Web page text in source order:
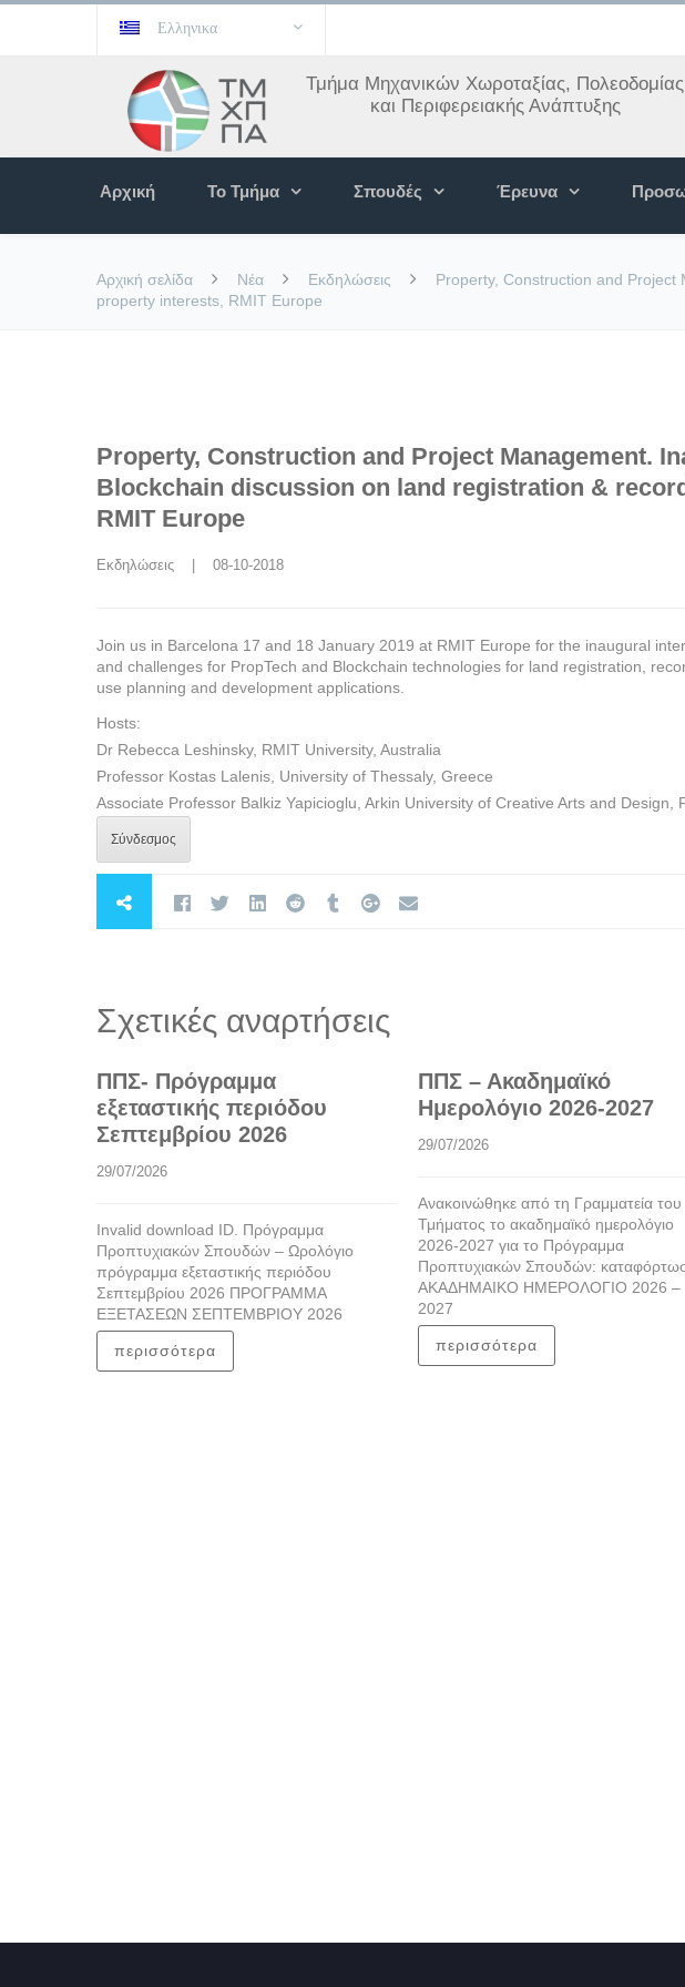
Ελληνικα
Τμήμα Μηχανικών Χωροταξίας, Πολεοδομίας
και Περιφερειακής Ανάπτυξης
Αρχική Το Τμήμα Σπουδές Έρευνα
Αρχική σελίδα Νέα Εκδηλώσεις
Property, Construction and
property interests, RMIT Europe
Property, Construction and Project Management.
Blockchain discussion on land registration &
RMIT Europe
Εκδηλώσεις
    |    08-10-2018
Join us in Barcelona 17 and 18 January 2019 at RMIT Europe for the inaugural
and challenges for PropTech and Blockchain technologies for land registration,
use planning and development applications.
Hosts:
Dr Rebecca Leshinsky, RMIT University, Australia
Professor Kostas Lalenis, University of Thessaly, Greece
Associate Professor Balkiz Yapicioglu, Arkin University of Creative Arts and Design,
Σύνδεσμος
Σχετικές αναρτήσεις
ΠΠΣ- Πρόγραμμα
εξεταστικής περιόδου
Σεπτεμβρίου 2026
29/07/2026
Invalid download ID. Πρόγραμμα
Προπτυχιακών Σπουδών – Ωρολόγιο
πρόγραμμα εξεταστικής περιόδου
Σεπτεμβρίου 2026 ΠΡΟΓΡΑΜΜΑ
ΕΞΕΤΑΣΕΩΝ ΣΕΠΤΕΜΒΡΙΟΥ 2026
περισσότερα
ΠΠΣ – Ακαδημαϊκό
Ημερολόγιο 2026-2027
29/07/2026
Ανακοινώθηκε από τη Γραμματεία του
Τμήματος το ακαδημαϊκό ημερολόγιο
2026-2027 για το Πρόγραμμα
Προπτυχιακών Σπουδών:
ΑΚΑΔΗΜΑΙΚΟ ΗΜΕΡΟΛΟΓΙΟ 2026 –
2027
περισσότερα